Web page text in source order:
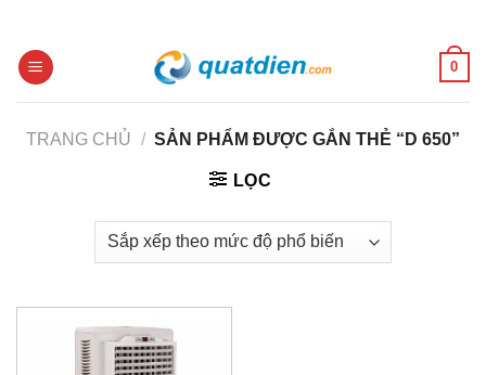
content
0
TRANG CHỦ / SẢN PHẨM ĐƯỢC GẮN THẺ “D 650”
LỌC